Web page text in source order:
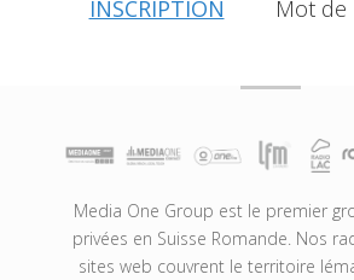
INSCRIPTION Mot de
Media One Group est le premier
privées en Suisse Romande. Nos
sites web couvrent le territoire